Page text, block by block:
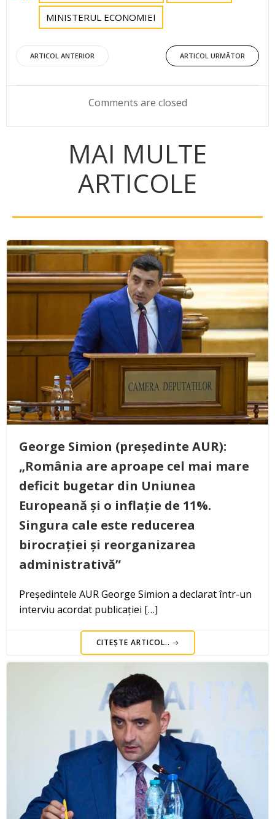
MINISTERUL ECONOMIEI
Post
navigation
ARTICOL ANTERIOR
Post
navigation
ARTICOL URMĂTOR
Comments are closed
MAI MULTE
ARTICOLE
George Simion (președinte AUR):
„România are aproape cel mai mare
deficit bugetar din Uniunea
Europeană și o inflație de 11%.
Singura cale este reducerea
birocrației și reorganizarea
administrativă”
Președintele AUR George Simion a declarat într-un
interviu acordat publicației […]
CITEȘTE ARTICOL..